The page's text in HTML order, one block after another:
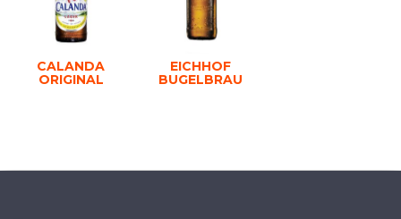
CALANDA
ORIGINAL
EICHHOF
BUGELBRAU